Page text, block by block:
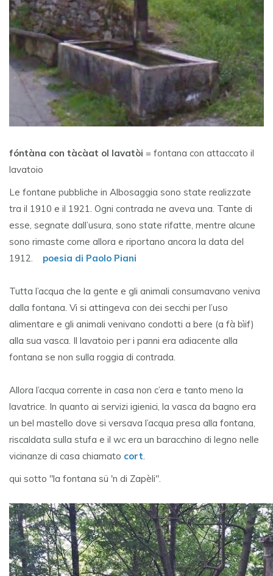
fóntàna con tàcàat ol lavatòi = fontana con attaccato il
lavatoio
Le fontane pubbliche in Albosaggia sono state realizzate
tra il 1910 e il 1921. Ogni contrada ne aveva una. Tante di
esse, segnate dall’usura, sono state rifatte, mentre alcune
sono rimaste come allora e riportano ancora la data del
1912.
poesia di Paolo Piani
Tutta l’acqua che la gente e gli animali consumavano veniva
dalla fontana. Vi si attingeva con dei secchi per l’uso
alimentare e gli animali venivano condotti a bere (a fà bìif)
alla sua vasca. Il lavatoio per i panni era adiacente alla
fontana se non sulla roggia di contrada.
Allora l’acqua corrente in casa non c’era e tanto meno la
lavatrice. In quanto ai servizi igienici, la vasca da bagno era
un bel mastello dove si versava l’acqua presa alla fontana,
riscaldata sulla stufa e il wc era un baracchino di legno nelle
vicinanze di casa chiamato cort.
qui sotto "la fontana sü 'n di Zapèli".